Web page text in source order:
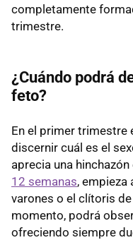
completamente
trimestre.
¿Cuándo podrá
feto?
En el primer
discernir cuál es el
aprecia una
12 semanas, empieza
varones o el clítoris
momento, podrá
ofreciendo siempre